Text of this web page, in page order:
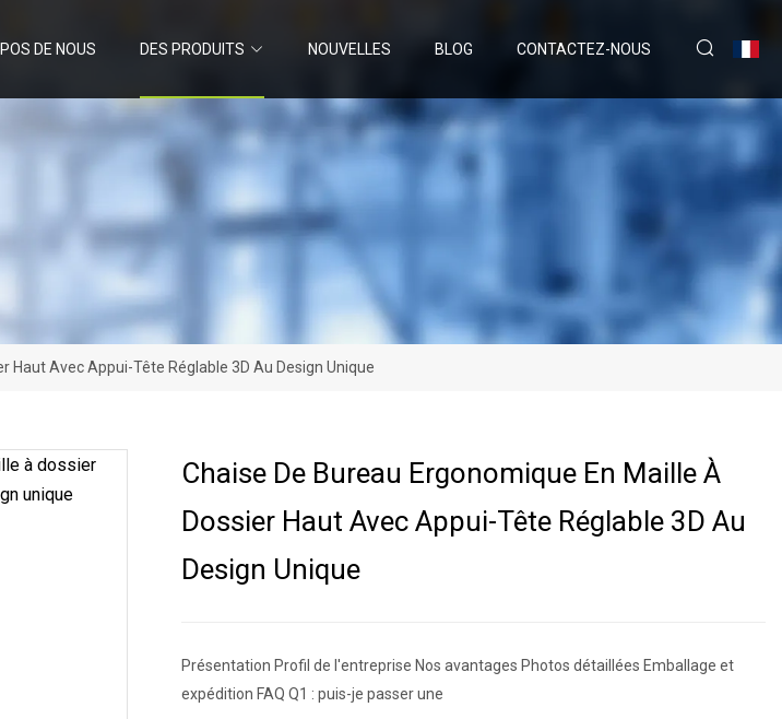
DE NOUS DES PRODUITS NOUVELLES BLOG CONTACTEZ-NOUS
Haut Avec Appui-Tête Réglable 3D Au Design Unique
Chaise De Bureau Ergonomique En Maille À
Dossier Haut Avec Appui-Tête Réglable 3D Au
Design Unique
Présentation Profil de l'entreprise Nos avantages Photos détaillées Emballage et
expédition FAQ Q1 : puis-je passer une